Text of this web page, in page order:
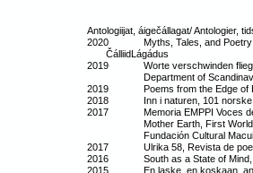
Antologiijat, áigečállagat/ Antologier,
2020 Myths, Tales, and Poetry
ČálliidLágádus
2019 Worte verschwinden fliegen
Department of Scandinavian
2019 Poems from the Edge of
2018 Inn i naturen, 101 norske
2017 Memoria EMPPI Voces de
Mother Earth, First World
Fundación Cultural
2017 Ulrika 58, Revista de
2016 South as a State of Mind,
2015 En laske, en koskaan,